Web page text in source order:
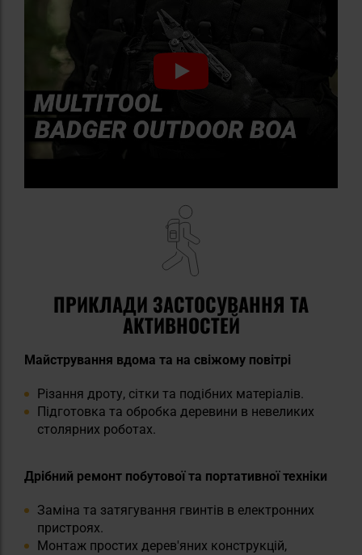
ПРИКЛАДИ ЗАСТОСУВАННЯ ТА
АКТИВНОСТЕЙ
Майстрування вдома та на свіжому повітрі
Різання дроту, сітки та подібних матеріалів.
Підготовка та обробка деревини в невеликих
столярних роботах.
Дрібний ремонт побутової та портативної техніки
Заміна та затягування гвинтів в електронних
пристроях.
Монтаж простих дерев'яних конструкцій,